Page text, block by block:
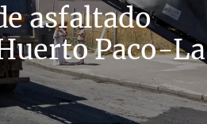
asfaltado
Paco-La